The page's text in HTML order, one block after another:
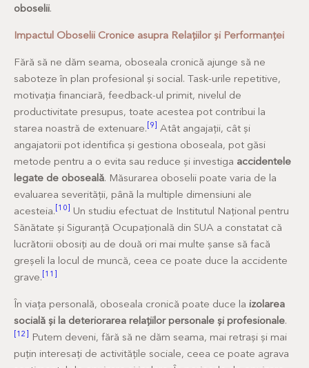
oboselii.
Impactul Oboselii Cronice asupra Relațiilor și Performanței
Fără să ne dăm seama, oboseala cronică ajunge să ne
saboteze în plan profesional și social. Task-urile repetitive,
motivația financiară, feedback-ul primit, nivelul de
productivitate presupus, toate acestea pot contribui la
starea noastră de extenuare. [9] Atât angajații, cât și
angajatorii pot identifica și gestiona oboseala, pot găsi
metode pentru a o evita sau reduce și investiga accidentele
legate de oboseală. Măsurarea oboselii poate varia de la
evaluarea severității, până la multiple dimensiuni ale
acesteia. [10] Un studiu efectuat de Institutul Național pentru
Sănătate și Siguranță Ocupațională din SUA a constatat că
lucrătorii obosiți au de două ori mai multe șanse să facă
greșeli la locul de muncă, ceea ce poate duce la accidente
grave. [11]
În viața personală, oboseala cronică poate duce la izolarea
socială și la deteriorarea relațiilor personale și profesionale.
[12] Putem deveni, fără să ne dăm seama, mai retrași și mai
puțin interesați de activitățile sociale, ceea ce poate agrava